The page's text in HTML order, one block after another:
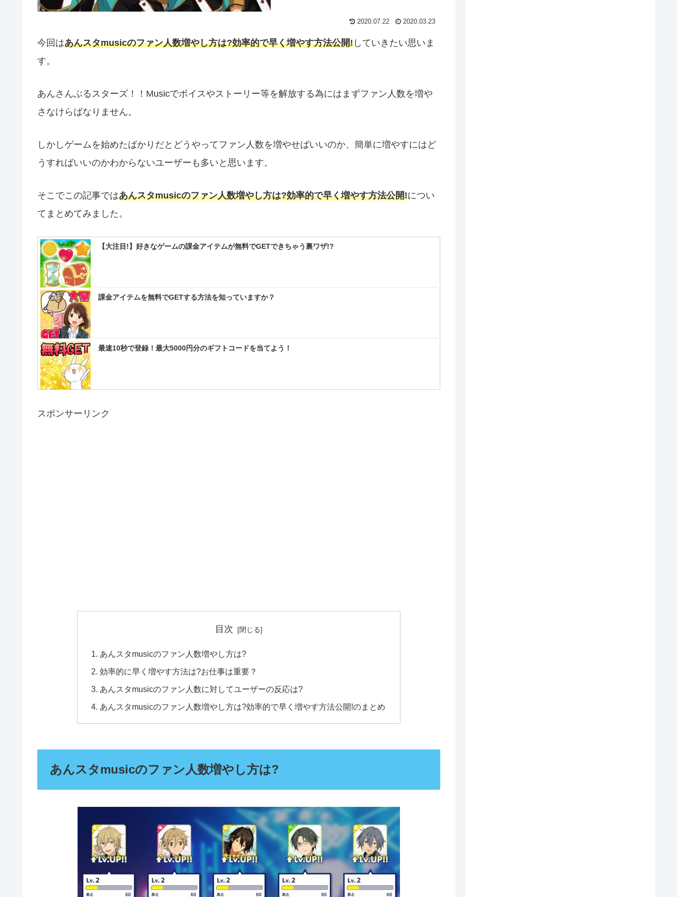
2020.07.22 2020.03.23
今回はあんスタmusicのファン人数増やし方は?効率的で早く増やす方法公開! していきたい思いま
す。
あんさんぶるスターズ！！Musicでボイスやストーリー等を解放する為にはまずファン人数を増や
さなけらばなりません。
しかしゲームを始めたばかりだとどうやってファン人数を増やせばいいのか、簡単に増やすにはど
うすればいいのかわからないユーザーも多いと思います。
そこでこの記事ではあんスタmusicのファン人数増やし方は?効率的で早く増やす方法公開!につい
てまとめてみました。
【大注目!】好きなゲームの課金アイテムが無料でGETできちゃう裏ワザ!?
課金アイテムを無料でGETする方法を知っていますか？
最速10秒で登録！最大5000円分のギフトコードを当てよう！
スポンサーリンク
目次
あんスタmusicのファン人数増やし方は?
効率的に早く増やす方法は?お仕事は重要？
あんスタmusicのファン人数に対してユーザーの反応は?
あんスタmusicのファン人数増やし方は?効率的で早く増やす方法公開!のまとめ
あんスタmusicのファン人数増やし方は?